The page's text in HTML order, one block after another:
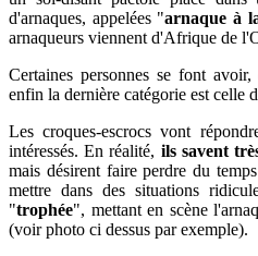
d'arnaques, appelées "arnaque à
arnaqueurs viennent d'Afrique de
Certaines personnes se font
enfin la dernière catégorie est celle
Les croques-escrocs vont
intéressés. En réalité, ils savent
mais désirent faire perdre du
mettre dans des situations
"trophée", mettant en scène
(voir photo ci dessus par exemple).